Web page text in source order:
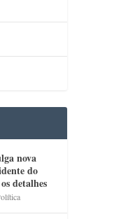
nova
do
detalhes